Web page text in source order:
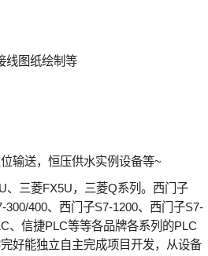
线图纸绘制等
输送，恒压供水实例设备等~
、三菱FX5U，三菱Q系列。西门子
300/400、西门子S7-1200、西门子S7-
、信捷PLC等等各品牌各系列的PLC
好能独立自主完成项目开发，从设备